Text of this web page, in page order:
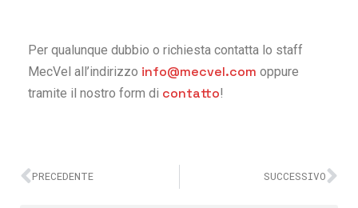
Per qualunque dubbio o richiesta contatta lo staff
MecVel all’indirizzo info@mecvel.com oppure
tramite il nostro form di contatto!
PRECEDENTE SUCCESSIVO